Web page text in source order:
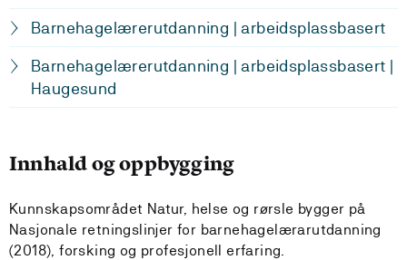
Barnehagelærerutdanning | arbeidsplassbasert
Barnehagelærerutdanning | arbeidsplassbasert |
Haugesund
Innhald og oppbygging
Kunnskapsområdet Natur, helse og rørsle bygger på
Nasjonale retningslinjer for barnehagelærarutdanning
(2018), forsking og profesjonell erfaring.